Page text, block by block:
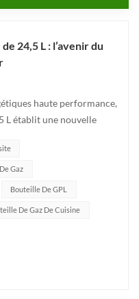
24,5 L : l’avenir du
haute performance,
L établit une nouvelle
bouteille de gaz est
commodité inégalées...
Gaz
Bouteille De GPL
De Gaz De Cuisine